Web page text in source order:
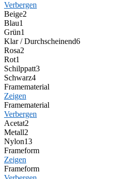
Verbergen
Beige2
Blau1
Grün1
Klar / Durchscheinend6
Rosa2
Rot1
Schilppatt3
Schwarz4
Framematerial
Zeigen
Framematerial
Verbergen
Acetat2
Metall2
Nylon13
Frameform
Zeigen
Frameform